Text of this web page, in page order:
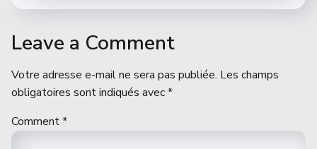
Leave a Comment
Votre adresse e-mail ne sera pas publiée. Les champs
obligatoires sont indiqués avec*
Comment*